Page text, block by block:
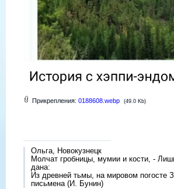
Прикрепления: 0188608.webp (49.0 Kb)
Ольга, Новокузнецк
Молчат гробницы, мумии и кости, -
дана:
Из древней тьмы, на мировом погосте
письмена (И. Бунин)